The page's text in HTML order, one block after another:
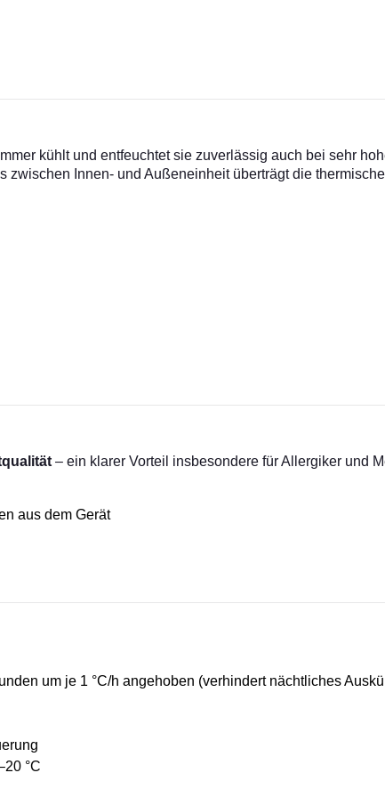
kühlt und entfeuchtet sie zuverlässig auch bei sehr
Innen- und Außeneinheit überträgt die
– ein klarer Vorteil insbesondere für Allergiker und
aus dem Gerät
um je 1 °C/h angehoben (verhindert nächtliches
°C